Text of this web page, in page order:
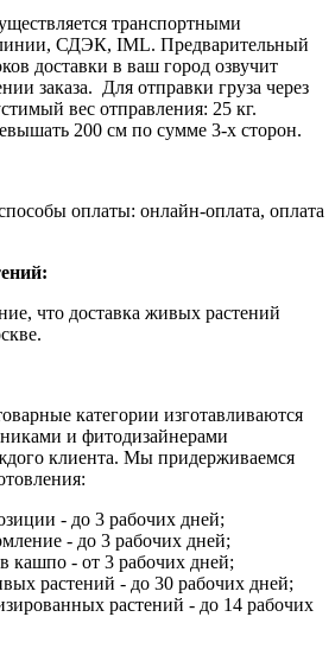
транспортными
СДЭК, IML. Предварительный
доставки в ваш город озвучит
заказа. Для отправки груза через
вес отправления: 25 кг.
200 см по сумме 3-х сторон.
оплаты: онлайн-оплата, оплата
что доставка живых растений
категории изготавливаются
и фитодизайнерами
клиента. Мы придерживаемся
- до 3 рабочих дней;
- до 3 рабочих дней;
кашпо - от 3 рабочих дней;
растений - до 30 рабочих дней;
растений - до 14 рабочих